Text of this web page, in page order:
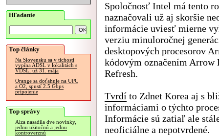
Hľadanie
Top články
Na Slovensku sa v tichosti
vypína ADSL v lokalitách s
VDSL, už 31. mája
Orange sa doťahuje na UPC
a O2, spustí 2.5 Gbps
pripojenie
Top správy
Alza nasadila dve novinky,
jednu užitočnú a jednu
kontroverznú
Spoločnosť Intel má tento
naznačovali už aj skoršie
informácie uviesť mierne
verziu minuloročnej
desktopových procesorov
kódovým označením Arrow
Refresh.
Tvrdí to Zdnet Korea aj s
informáciami o týchto
Informácie sú zatiaľ ale
neoficiálne a nepotvrdené.